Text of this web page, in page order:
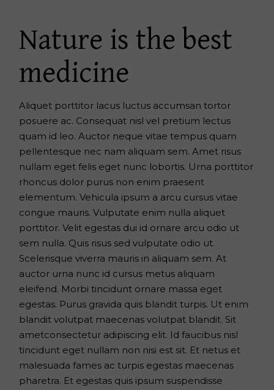
Nature is the best
medicine
Aliquet porttitor lacus luctus accumsan tortor
posuere ac. Consequat nisl vel pretium lectus
quam id leo. Auctor neque vitae tempus quam
pellentesque nec nam aliquam sem. Amet risus
nullam eget felis eget nunc lobortis. Urna porttitor
rhoncus dolor purus non enim praesent
elementum. Vehicula ipsum a arcu cursus vitae
congue mauris. Vulputate enim nulla aliquet
porttitor. Velit egestas dui id ornare arcu odio ut
sem nulla. Quis risus sed vulputate odio ut.
Scelerisque viverra mauris in aliquam sem. At
auctor urna nunc id cursus metus aliquam
eleifend. Morbi tincidunt ornare massa eget
egestas. Purus gravida quis blandit turpis. Ut enim
blandit volutpat maecenas volutpat blandit. Sit
ametconsectetur adipiscing elit. Id faucibus nisl
tincidunt eget nullam non nisi est sit. Et netus et
malesuada fames ac turpis egestas maecenas
pharetra. Et egestas quis ipsum suspendisse